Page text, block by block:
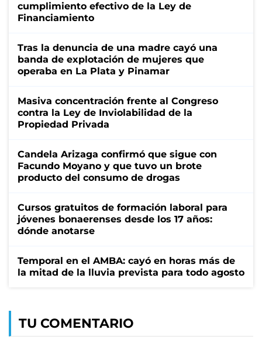
cumplimiento efectivo de la Ley de
Financiamiento
Tras la denuncia de una madre cayó una
banda de explotación de mujeres que
operaba en La Plata y Pinamar
Masiva concentración frente al Congreso
contra la Ley de Inviolabilidad de la
Propiedad Privada
Candela Arizaga confirmó que sigue con
Facundo Moyano y que tuvo un brote
producto del consumo de drogas
Cursos gratuitos de formación laboral para
jóvenes bonaerenses desde los 17 años:
dónde anotarse
Temporal en el AMBA: cayó en horas más de
la mitad de la lluvia prevista para todo agosto
TU COMENTARIO